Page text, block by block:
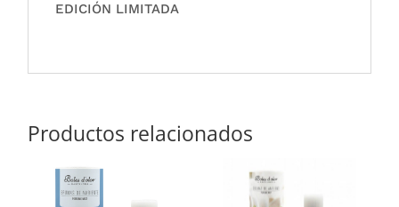
EDICIÓN LIMITADA
Productos relacionados